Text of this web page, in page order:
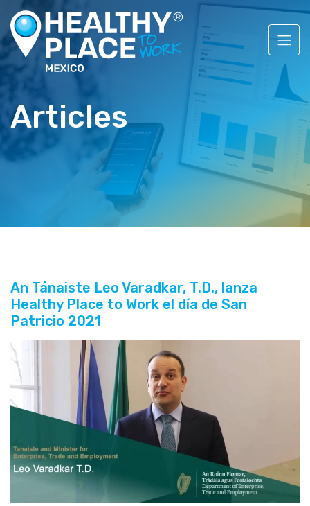
Articles
An Tánaiste Leo Varadkar, T.D., lanza
Healthy Place to Work el día de San
Patricio 2021